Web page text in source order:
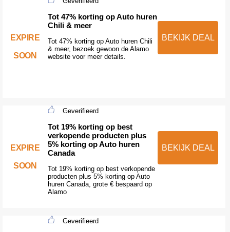
EXPIRE
SOON
Tot 47% korting op Auto huren
Chili & meer
Tot 47% korting op Auto huren Chili
& meer, bezoek gewoon de Alamo
website voor meer details.
BEKIJK DEAL
EXPIRE
SOON
Geverifieerd
Tot 19% korting op best
verkopende producten plus
5% korting op Auto huren
Canada
Tot 19% korting op best verkopende
producten plus 5% korting op Auto
huren Canada, grote € bespaard op
Alamo
BEKIJK DEAL
Geverifieerd